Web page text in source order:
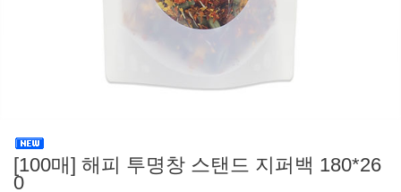
[100매] 해피 투명창 스탠드 지퍼백 180*26
0